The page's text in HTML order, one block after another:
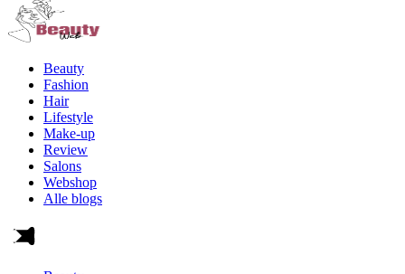
Beauty
Fashion
Hair
Lifestyle
Make-up
Review
Salons
Webshop
Alle blogs